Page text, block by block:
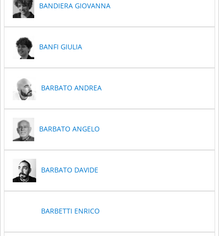
BANDIERA GIOVANNA
BANFI GIULIA
BARBATO ANDREA
BARBATO ANGELO
BARBATO DAVIDE
BARBETTI ENRICO